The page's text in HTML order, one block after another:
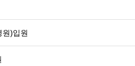
원)입원